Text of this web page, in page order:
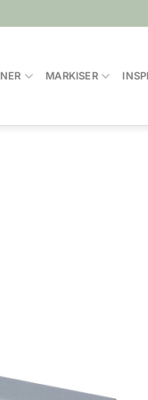
MARKISER